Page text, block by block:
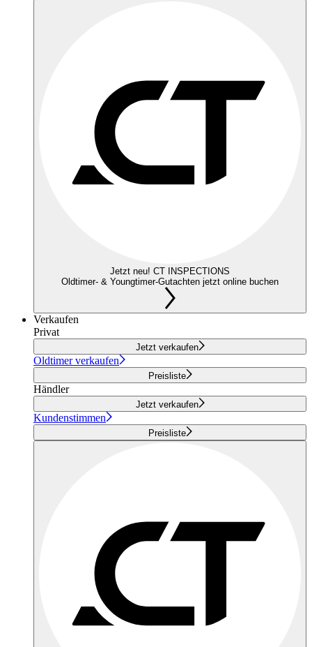
Jetzt neu! CT INSPECTIONS
Oldtimer- & Youngtimer-Gutachten jetzt online buchen
Verkaufen
Privat
Jetzt verkaufen
Oldtimer verkaufen
Preisliste
Händler
Jetzt verkaufen
Kundenstimmen
Preisliste